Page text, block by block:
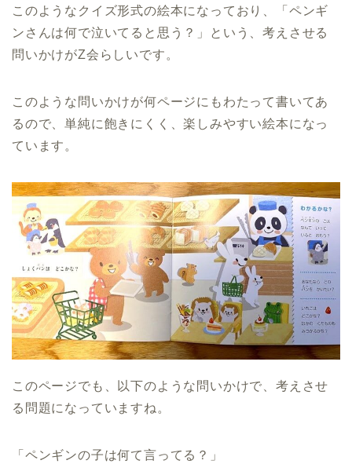
このようなクイズ形式の絵本になっており、「ペンギ
ンさんは何で泣いてると思う？」という、考えさせる
問いかけがZ会らしいです。
このような問いかけが何ページにもわたって書いてあ
るので、単純に飽きにくく、楽しみやすい絵本になっ
ています。
このページでも、以下のような問いかけで、考えさせ
る問題になっていますね。
「ペンギンの子は何て言ってる？」